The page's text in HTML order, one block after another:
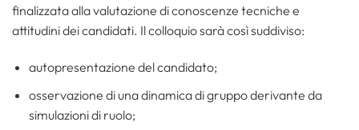
finalizzata alla valutazione di conoscenze tecniche e
attitudini dei candidati. Il colloquio sarà così suddiviso:
autopresentazione del candidato;
osservazione di una dinamica di gruppo derivante da
simulazioni di ruolo;